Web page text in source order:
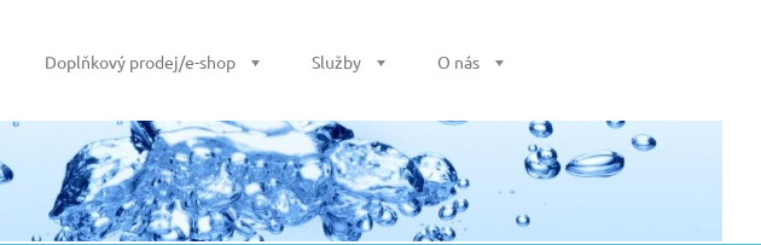
Doplňkový prodej/e-shop Služby O nás